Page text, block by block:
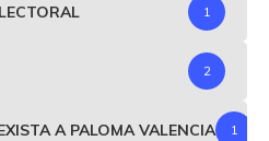
1
2
A PALOMA VALENCIA 1